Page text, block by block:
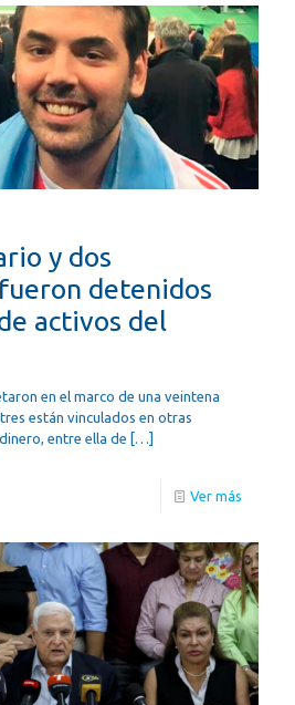
y dos
detenidos
activos del
en el marco de una veintena
están vinculados en otras
entre ella de […]
Ver más